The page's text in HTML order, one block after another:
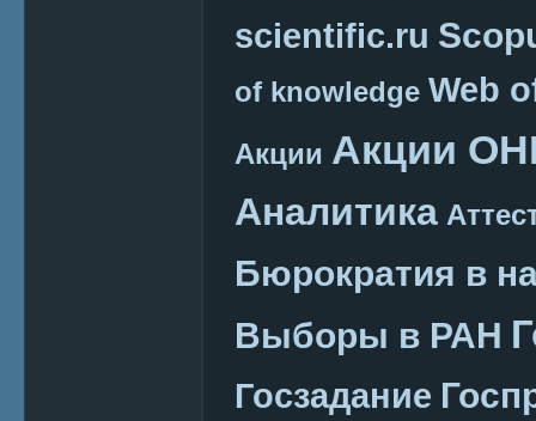
scientific.ru
of knowledge Web
Акции Акции
Аналитика
Бюрократия в
Выборы в РАН
Госзадание